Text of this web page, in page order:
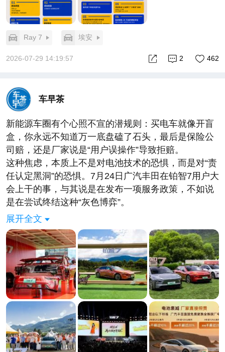
的超级纯电Ray 7
Ray 7 埃安
2026-07-29 14:19:57 462
2
车早茶
新能源车圈有个心照不宣的潜规则：买电车就像开盲
盒，你永远不知道万一底盘磕了石头，最后是保险公
司赔，还是厂家说是“用户误操作”导致拒赔。
这种焦虑，本质上不是对电池技术的恐惧，而是对“责
任认定黑洞”的恐惧。7月24日广汽丰田在铂智7用户大
会上干的事，与其说是在发布一项服务政策，不如说
是在尝试终结这种“灰色博弈”。
他们把“电池事故起火”这件事，从法律上的“举证责
任”硬生生掰成了“厂家自证”。政策核心极其“粗暴”：
只要不是隔壁老王烧车把你引燃了，甭管是你自己撞
的、刮的，还是电池自己闹情绪的，厂家全责，直接
赔。
在商业逻辑上，这叫“用金钱换信任”；但在消费心理
上，这叫“把用户的焦虑，提前换算成厂家的成本”。
为什么这招狠？因为过去几年，关于电池起火的定责
往往是一场拉锯战。车主觉得我正常开，厂家觉得你
受了外力。最后沦为漫长的鉴定和扯皮，消耗的是品
牌信誉。广丰这次直接砍掉了“定责”这个环节——我
展开全文